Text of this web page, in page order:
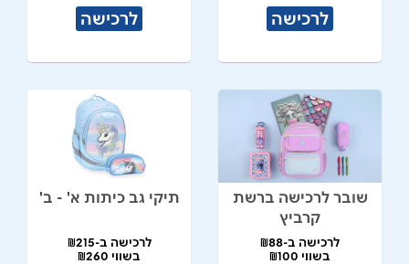
לרכישה לרכישה
שובר לרכישה ברשת
קרביץ
לרכישה ב-₪88
בשווי ₪100
תיקי גב כיתות א' - ב'
לרכישה ב-₪215
בשווי ₪260